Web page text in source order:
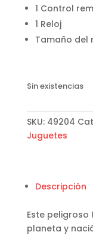
1 Control
1 Reloj
Tamaño del
Sin existencias
SKU: 49204
Juguetes
Descripción
Este peligroso
planeta y